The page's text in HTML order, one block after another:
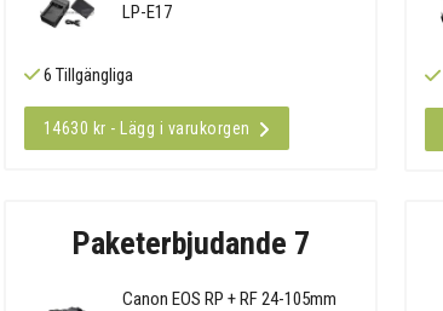
LP-E17
6 Tillgängliga
14630 kr - Lägg i varukorgen
Paketerbjudande 7
Canon EOS RP + RF 24-105mm